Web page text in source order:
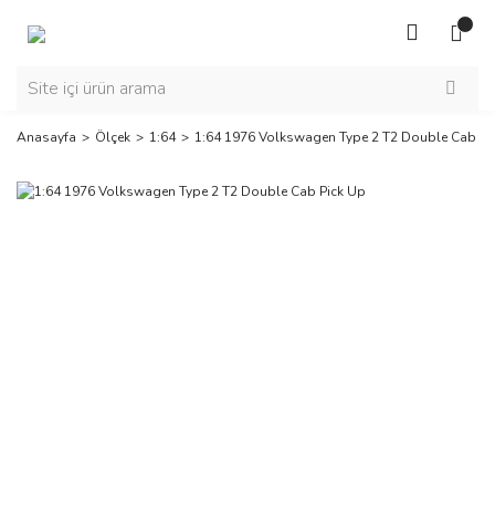
Anasayfa Ölçek 1:64 1:64 1976 Volkswagen Type 2 T2 Double Cab